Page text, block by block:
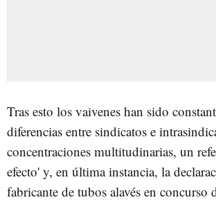
Tras esto los vaivenes han sido
diferencias entre sindicatos e
concentraciones multitudinarias, un
efecto' y, en última instancia, la
fabricante de tubos alavés en concurso